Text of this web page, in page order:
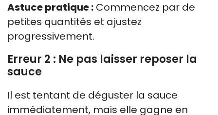
Astuce pratique : Commencez par de
petites quantités et ajustez
progressivement.
Erreur 2 : Ne pas laisser reposer la
sauce
Il est tentant de déguster la sauce
immédiatement, mais elle gagne en